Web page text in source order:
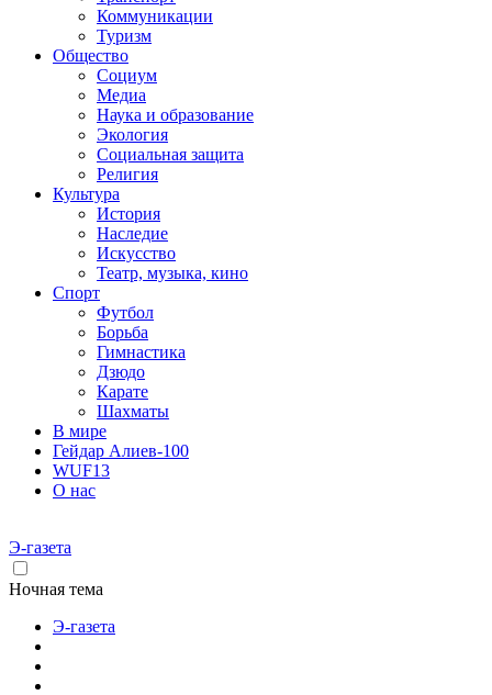
Коммуникации
Туризм
Общество
Социум
Медиа
Наука и образование
Экология
Социальная защита
Религия
Культура
История
Наследие
Искусство
Театр, музыка, кино
Спорт
Футбол
Борьба
Гимнастика
Дзюдо
Карате
Шахматы
В мире
Гейдар Алиев-100
WUF13
О нас
Э-газета
Ночная тема
Э-газета